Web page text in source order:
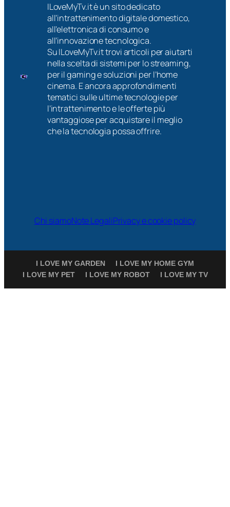
ILoveMyTv.it è un sito dedicato
all’intrattenimento digitale domestico,
all’elettronica di consumo e
all’innovazione tecnologica.
Su ILoveMyTv.it trovi articoli per aiutarti
nella scelta di sistemi per lo streaming,
per il gaming e soluzioni per l’home
cinema. E ancora approfondimenti
tematici sulle ultime tecnologie per
l’intrattenimento e le offerte più
vantaggiose per acquistare il meglio
che la tecnologia possa offrire.
Chi siamoNote LegaliPrivacy e cookie policy
I LOVE MY GARDEN
I LOVE MY HOME GYM
I LOVE MY PET
I LOVE MY ROBOT I LOVE MY TV